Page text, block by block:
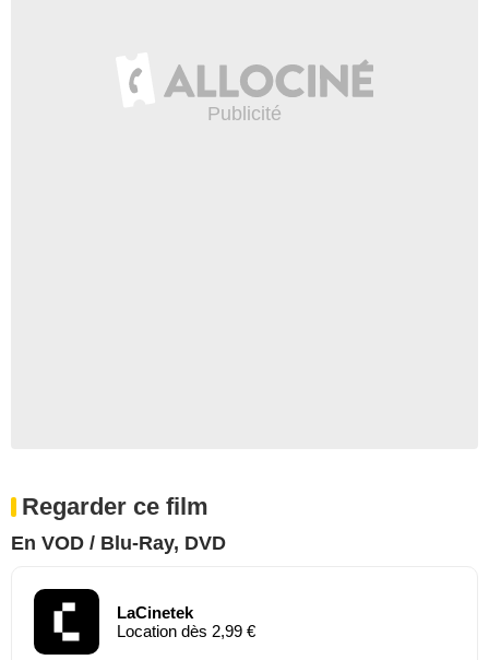
Regarder ce film
En VOD / Blu-Ray, DVD
LaCinetek
Location dès 2,99 €